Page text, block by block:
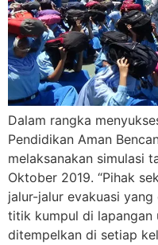
Dalam rangka
Pendidikan Aman
melaksanakan simulasi
Oktober 2019. “Pihak
jalur-jalur evakuasi
titik kumpul di lapangan
ditempelkan di setiap